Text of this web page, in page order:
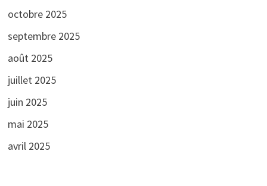
octobre 2025
septembre 2025
août 2025
juillet 2025
juin 2025
mai 2025
avril 2025